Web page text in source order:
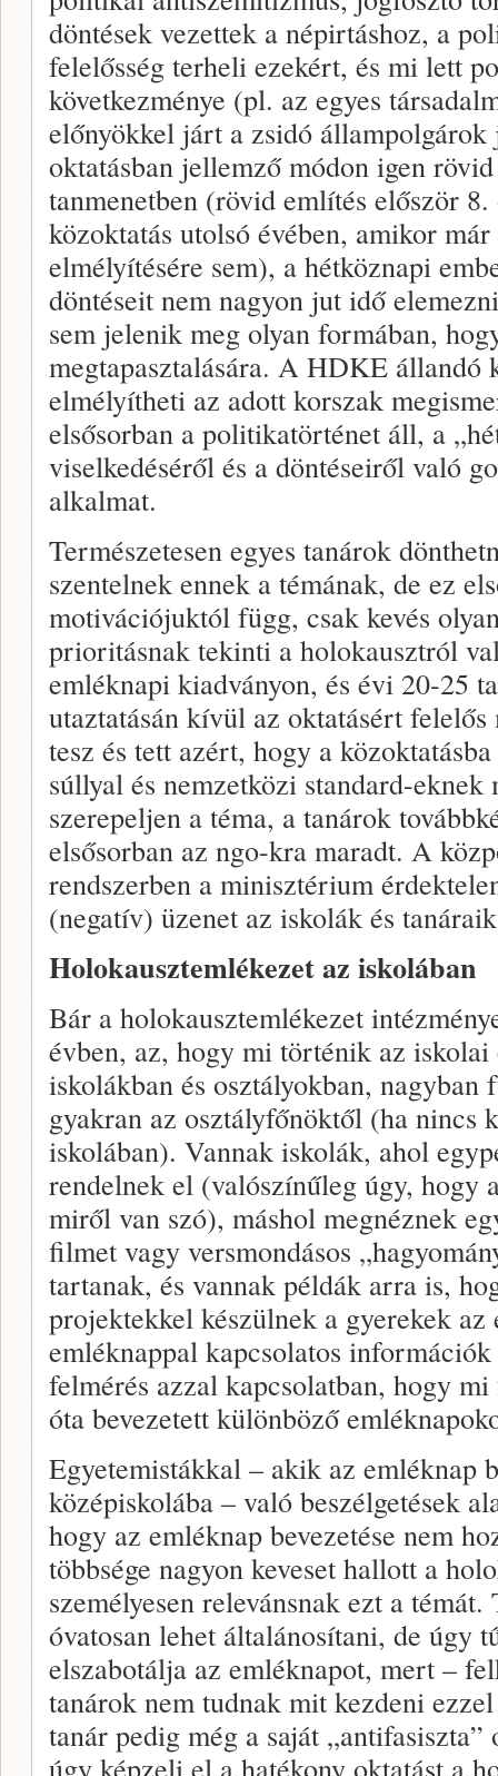
döntések vezettek a népirtáshoz, a
felelősség terheli ezekért, és mi lett
következménye (pl. az egyes
előnyökkel járt a zsidó
oktatásban jellemző módon igen
tanmenetben (rövid említés először
közoktatás utolsó évében, amikor
elmélyítésére sem), a hétköznapi
döntéseit nem nagyon jut idő
sem jelenik meg olyan formában,
megtapasztalására. A HDKE állandó
elmélyítheti az adott korszak
elsősorban a politikatörténet áll, a
viselkedéséről és a döntéseiről való
alkalmat.
Természetesen egyes tanárok
szentelnek ennek a témának, de ez
motivációjuktól függ, csak kevés
prioritásnak tekinti a holokausztról
emléknapi kiadványon, és évi 20-25
utaztatásán kívül az oktatásért
tesz és tett azért, hogy a
súllyal és nemzetközi standard-
szerepeljen a téma, a tanárok
elsősorban az ngo-kra maradt. A
rendszerben a minisztérium
(negatív) üzenet az iskolák és
Holokausztemlékezet az iskolában
Bár a holokausztemlékezet
évben, az, hogy mi történik az iskolai
iskolákban és osztályokban, nagyban
gyakran az osztályfőnöktől (ha nincs
iskolában). Vannak iskolák, ahol
rendelnek el (valószínűleg úgy, hogy
miről van szó), máshol megnéznek
filmet vagy versmondásos
tartanak, és vannak példák arra is,
projektekkel készülnek a gyerekek
emléknappal kapcsolatos
felmérés azzal kapcsolatban, hogy
óta bevezetett különböző
Egyetemistákkal – akik az emléknap
középiskolába – való beszélgetések
hogy az emléknap bevezetése nem
többsége nagyon keveset hallott a
személyesen relevánsnak ezt a
óvatosan lehet általánosítani, de úgy
elszabotálja az emléknapot, mert –
tanárok nem tudnak mit kezdeni
tanár pedig még a saját
úgy képzeli el a hatékony oktatást a